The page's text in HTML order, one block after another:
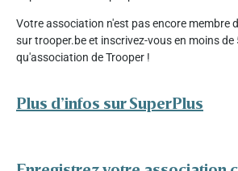
Votre association n'est pas encore membre
sur trooper.be et inscrivez-vous en moins
qu'association de Trooper !
Plus d’infos sur SuperPlus